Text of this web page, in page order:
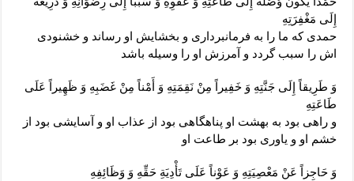
إِلَى مَغْفِرَتِهِ‏
حمدى كه ما را به فرمانبردارى و بخشايش او رساند و خشنودى
‏اش را سبب گردد و آمرزش او را وسيله باشد
وَ طَرِيقاً إِلَى جَنَّتِهِ وَ خَفِيراً مِنْ نَقِمَتِهِ وَ أَمْناً مِنْ غَضَبِهِ وَ ظَهِيراً عَلَى
طَاعَتِهِ‏
و راهى بود به بهشت او پناهگاهى بود از عذاب او و آسايشى بود از
خشم او و ياورى بود بر طاعت او
وَ حَاجِزاً عَنْ مَعْصِيَتِهِ وَ عَوْناً عَلَى تَأْدِيَةِ حَقِّهِ وَ وَظَائِفِهِ‏